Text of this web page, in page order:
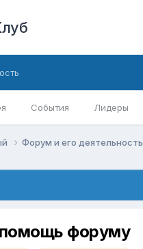
События Лидеры
Форум и его деятельность
форуму